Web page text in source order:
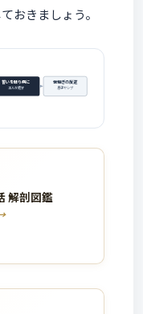
おきましょう。
誓いを破り病に
エルが癒す
世継ぎの反逆
息子ヤシブ
解剖図鑑